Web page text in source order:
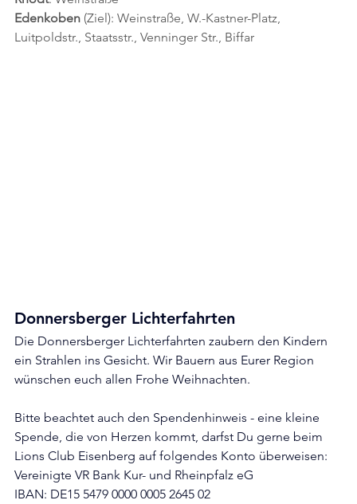
Edenkoben (Ziel): Weinstraße, W.-Kastner-Platz,
Luitpoldstr., Staatsstr., Venninger Str., Biffar
Donnersberger Lichterfahrten
Die Donnersberger Lichterfahrten zaubern den Kindern
ein Strahlen ins Gesicht. Wir Bauern aus Eurer Region
wünschen euch allen Frohe Weihnachten.
Bitte beachtet auch den Spendenhinweis - eine kleine
Spende, die von Herzen kommt, darfst Du gerne beim
Lions Club Eisenberg auf folgendes Konto überweisen:
Vereinigte VR Bank Kur- und Rheinpfalz eG
IBAN: DE15 5479 0000 0005 2645 02